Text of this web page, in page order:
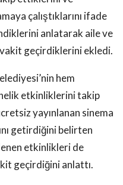
çalıştıklarını ifade
anlatarak aile ve
geçirdiklerini ekledi.
hem
etkinliklerini takip
yayınlanan sinema
getirdiğini belirten
etkinlikleri de
geçirdiğini anlattı.